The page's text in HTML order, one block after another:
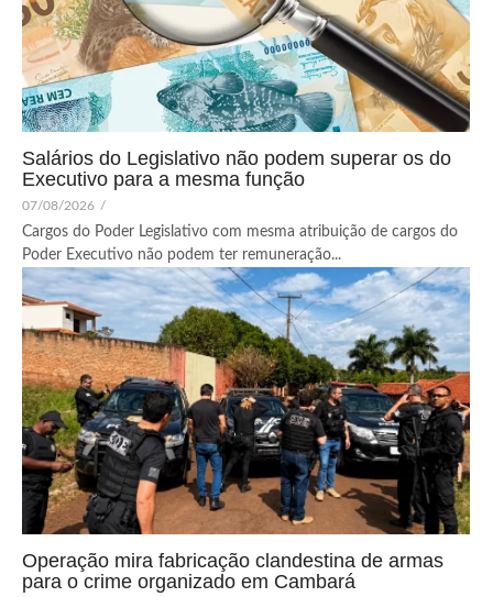
Salários do Legislativo não podem superar os do
Executivo para a mesma função
07/08/2026 /
Cargos do Poder Legislativo com mesma atribuição de cargos do
Poder Executivo não podem ter remuneração...
Operação mira fabricação clandestina de armas
para o crime organizado em Cambará